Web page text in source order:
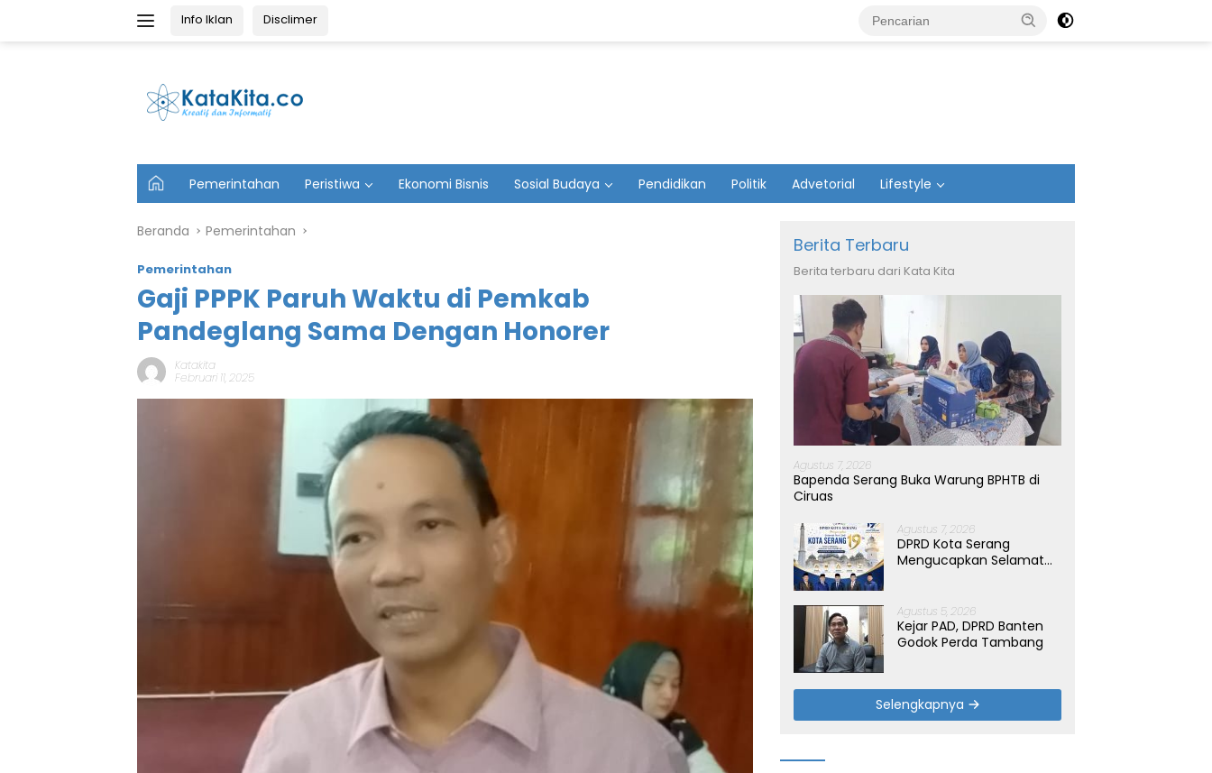
Info Iklan Disclimer
U
t
m
Pemerintahan Peristiwa Ekonomi Bisnis Sosial Budaya Pendidikan Politik Advetorial Lifestyle
Beranda Pemerintahan
Pemerintahan
Gaji PPPK Paruh Waktu di Pemkab
Pandeglang Sama Dengan Honorer
Katakita
Februari 11, 2025
Berita Terbaru
Berita terbaru dari Kata Kita
Agustus 7, 2026
Bapenda Serang Buka Warung BPHTB di
Ciruas
Agustus 7, 2026
DPRD Kota Serang
Mengucapkan Selamat
Agustus 5, 2026
Kejar PAD, DPRD Banten
Godok Perda Tambang
Selengkapnya